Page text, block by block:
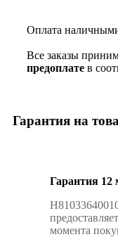
Оплата
Все заказы
предоплате в
Гарантия на
Гарантия 12
момента